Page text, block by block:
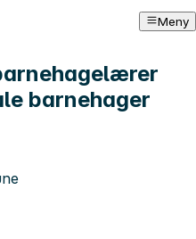
Meny
barnehager